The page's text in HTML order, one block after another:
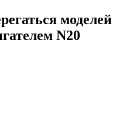
моделей
N20